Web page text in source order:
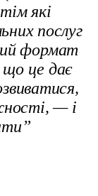
які
послуг
формат
що це дає
— і